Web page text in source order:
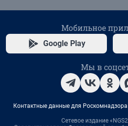
Мобильное
Google Play
Мы в
Контактные данные для
Сетевое издание